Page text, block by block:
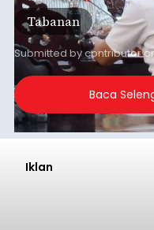
Tabanan
Submitted bycontributor
Baca
Iklan